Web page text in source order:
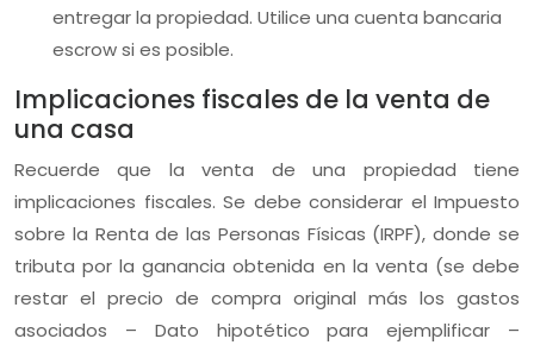
entregar la propiedad. Utilice una cuenta bancaria
escrow si es posible.
Implicaciones fiscales de la venta de
una casa
Recuerde que la venta de una propiedad tiene
implicaciones fiscales. Se debe considerar el Impuesto
sobre la Renta de las Personas Físicas (IRPF), donde se
tributa por la ganancia obtenida en la venta (se debe
restar el precio de compra original más los gastos
asociados – Dato hipotético para ejemplificar –